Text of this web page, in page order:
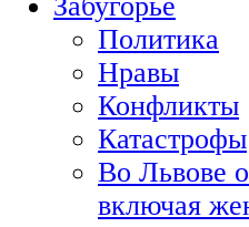
Политика
Нравы
Конфликты
Катастрофы
Во Львове
включая